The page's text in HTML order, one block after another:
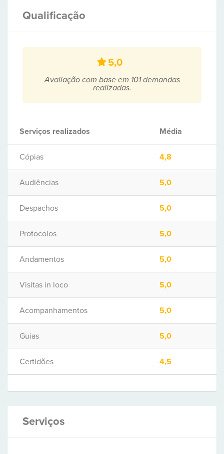
Qualificação
5,0
Avaliação com base em 101 demandas
realizadas.
Serviços realizados Média
Cópias 4,8
Audiências 5,0
Despachos 5,0
Protocolos 5,0
Andamentos 5,0
Visitas in loco 5,0
Acompanhamentos 5,0
Guias 5,0
Certidões 4,5
Serviços